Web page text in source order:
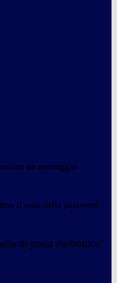
un messaggio
il reset della password
di posta elettronica!